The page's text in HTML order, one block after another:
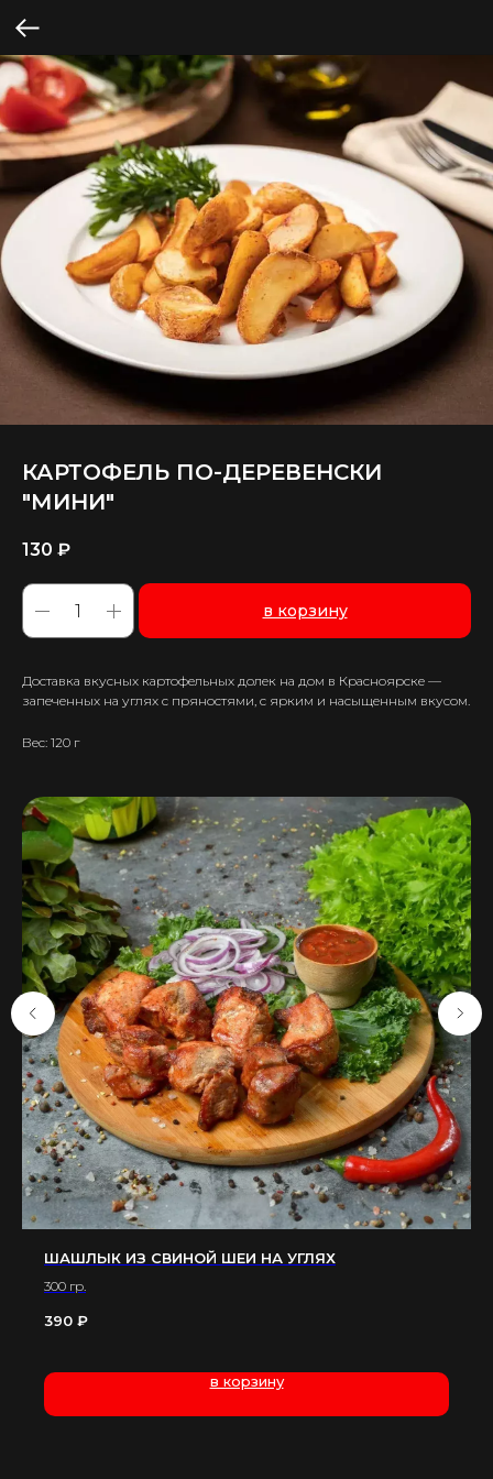
КАРТОФЕЛЬ ПО-ДЕРЕВЕНСКИ
"МИНИ"
130 ₽
в корзину
Доставка вкусных картофельных долек на дом в Красноярске —
запеченных на углях с пряностями, с ярким и насыщенным вкусом.
Вес: 120 г
ШАШЛЫК ИЗ СВИНОЙ ШЕИ НА УГЛЯХ
300 гр.
390 ₽
в корзину